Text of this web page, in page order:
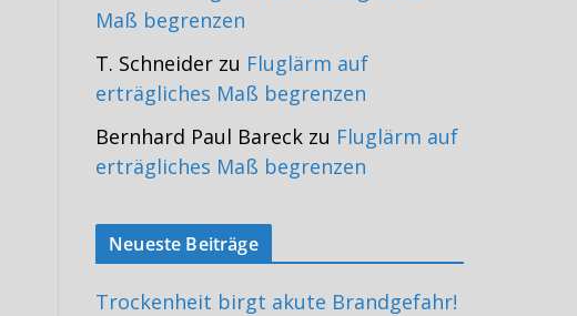
Maß begrenzen
T. Schneider zu Fluglärm auf
erträgliches Maß begrenzen
Bernhard Paul Bareck zu Fluglärm auf
erträgliches Maß begrenzen
Neueste Beiträge
Trockenheit birgt akute Brandgefahr!